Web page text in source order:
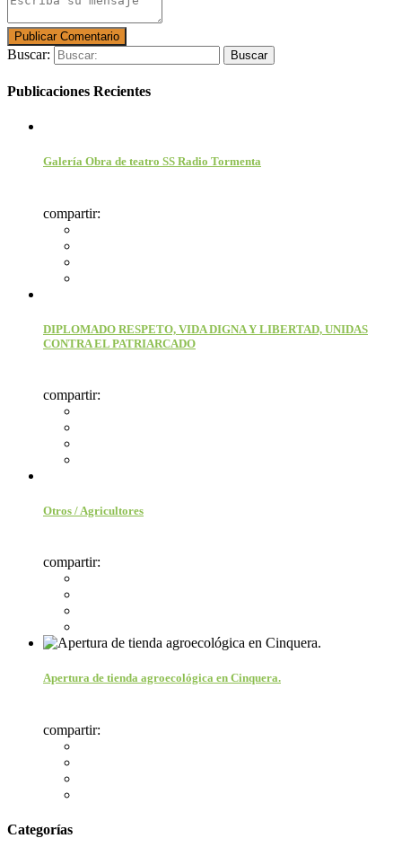
Buscar:
Publicaciones Recientes
Galería Obra de teatro SS Radio Tormenta
compartir:
DIPLOMADO RESPETO, VIDA DIGNA Y LIBERTAD, UNIDAS
CONTRA EL PATRIARCADO
compartir:
Otros / Agricultores
compartir:
Apertura de tienda agroecológica en Cinquera.
compartir:
Categorías